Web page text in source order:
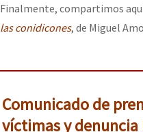
Finalmente, compartimos
las conidicones, de Miguel
Comunicado de
víctimas y